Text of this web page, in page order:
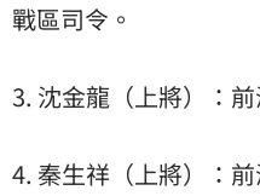
戰區司令。
3. 沈金龍（上將）：前
4. 秦生祥（上將）：